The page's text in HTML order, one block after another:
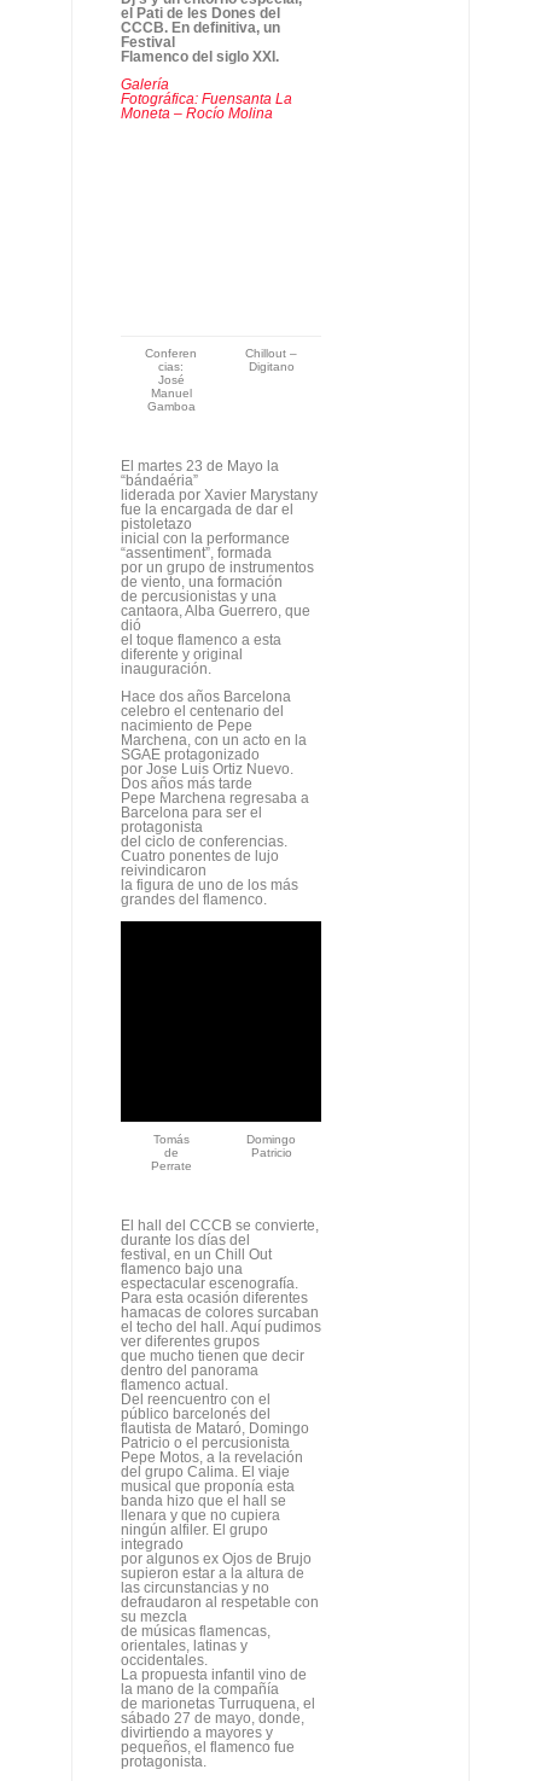
el Pati de les Dones del
CCCB. En definitiva, un
Festival
Flamenco del siglo XXI.
Galería
Fotográfica: Fuensanta La
Moneta – Rocío Molina
Conferen
cias:
José
Manuel
Gamboa
Chillout –
Digitano
El martes 23 de Mayo la
“bándaéria”
liderada por Xavier Marystany
fue la encargada de dar el
pistoletazo
inicial con la performance
“assentiment”, formada
por un grupo de instrumentos
de viento, una formación
de percusionistas y una
cantaora, Alba Guerrero, que
dió
el toque flamenco a esta
diferente y original
inauguración.
Hace dos años Barcelona
celebro el centenario del
nacimiento de Pepe
Marchena, con un acto en la
SGAE protagonizado
por Jose Luis Ortiz Nuevo.
Dos años más tarde
Pepe Marchena regresaba a
Barcelona para ser el
protagonista
del ciclo de conferencias.
Cuatro ponentes de lujo
reivindicaron
la figura de uno de los más
grandes del flamenco.
Tomás
de
Perrate
Domingo
Patricio
El hall del CCCB se convierte,
durante los días del
festival, en un Chill Out
flamenco bajo una
espectacular escenografía.
Para esta ocasión diferentes
hamacas de colores surcaban
el techo del hall. Aquí pudimos
ver diferentes grupos
que mucho tienen que decir
dentro del panorama
flamenco actual.
Del reencuentro con el
público barcelonés del
flautista de Mataró, Domingo
Patricio o el percusionista
Pepe Motos, a la revelación
del grupo Calima. El viaje
musical que proponía esta
banda hizo que el hall se
llenara y que no cupiera
ningún alfiler. El grupo
integrado
por algunos ex Ojos de Brujo
supieron estar a la altura de
las circunstancias y no
defraudaron al respetable con
su mezcla
de músicas flamencas,
orientales, latinas y
occidentales.
La propuesta infantil vino de
la mano de la compañía
de marionetas Turruquena, el
sábado 27 de mayo, donde,
divirtiendo a mayores y
pequeños, el flamenco fue
protagonista.